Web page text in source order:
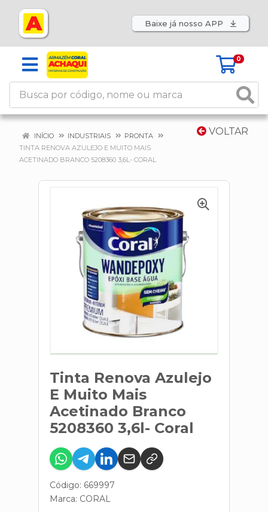
Baixe já nosso APP
0
VOLTAR
INÍCIO INDUSTRIAIS
PRONTA
TINTA RENOVA AZULEJO E MUITO MAIS
ACETINADO BRANCO 5208360 3,6L- CORAL
Tinta Renova Azulejo
E Muito Mais
Acetinado Branco
5208360 3,6l- Coral
Código: 669997
Marca: CORAL